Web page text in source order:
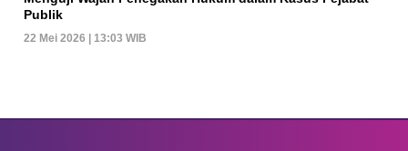
Publik
22 Mei 2026 | 13:03 WIB